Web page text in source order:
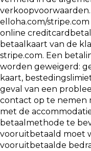
elloha.com/
online
betaalkaart van de
stripe.com. Een
worden geweigerd:
kaart,
geval van een
contact op te nemen
met de
betaalmethode te
vooruitbetaald moet
vooruitbetaalde